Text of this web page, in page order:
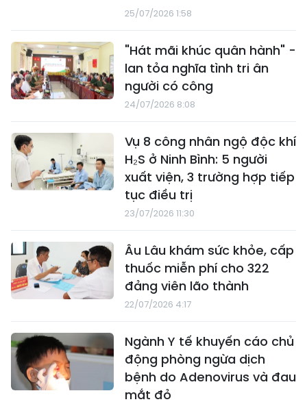
25/07/2026 1:58
"Hát mãi khúc quân hành" -
lan tỏa nghĩa tình tri ân
người có công
24/07/2026 8:08
Vụ 8 công nhân ngộ độc khí
H₂S ở Ninh Bình: 5 người
xuất viện, 3 trường hợp tiếp
tục điều trị
23/07/2026 11:30
Âu Lâu khám sức khỏe, cấp
thuốc miễn phí cho 322
đảng viên lão thành
22/07/2026 4:17
Ngành Y tế khuyến cáo chủ
động phòng ngừa dịch
bệnh do Adenovirus và đau
mắt đỏ